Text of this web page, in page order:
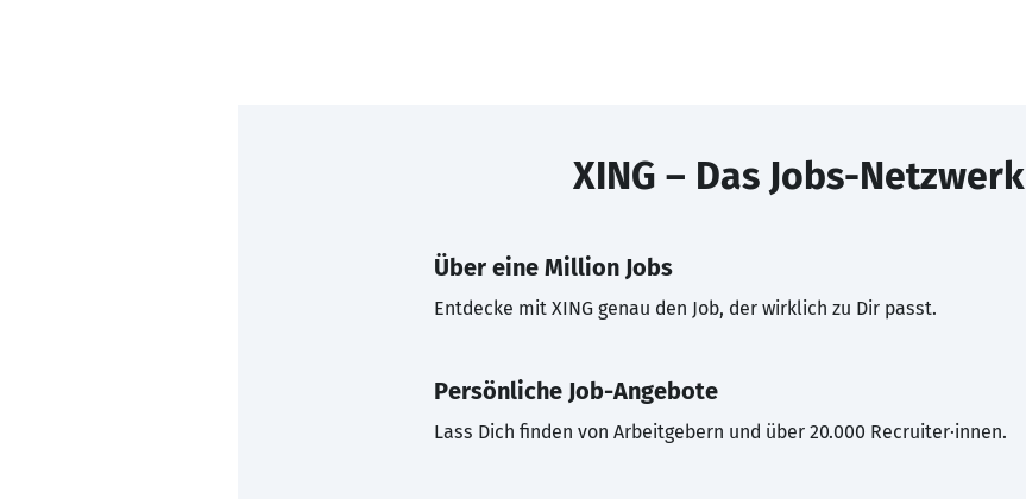
XING – Das Jobs-Netzwerk
Über eine Million Jobs
Entdecke mit XING genau den Job, der wirklich zu Dir passt.
Persönliche Job-Angebote
Lass Dich finden von Arbeitgebern und über 20.000 Recruiter·innen.